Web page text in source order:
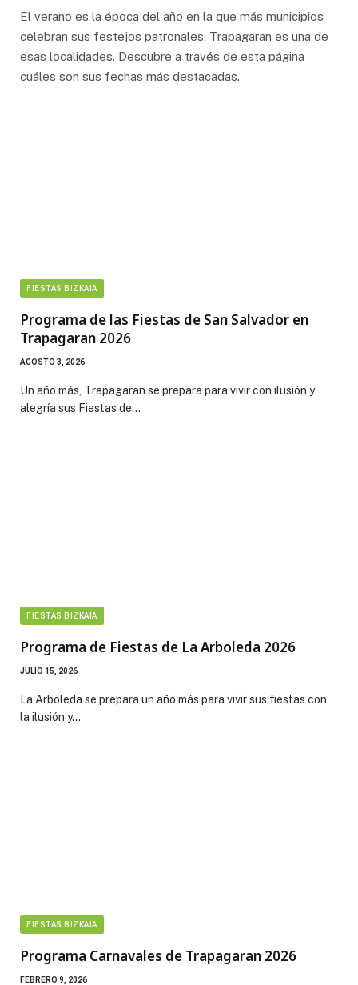
El verano es la época del año en la que más municipios
celebran sus festejos patronales, Trapagaran es una de
esas localidades. Descubre a través de esta página
cuáles son sus fechas más destacadas.
FIESTAS BIZKAIA
Programa de las Fiestas de San Salvador en
Trapagaran 2026
AGOSTO 3, 2026
Un año más, Trapagaran se prepara para vivir con ilusión y
alegría sus Fiestas de…
FIESTAS BIZKAIA
Programa de Fiestas de La Arboleda 2026
JULIO 15, 2026
La Arboleda se prepara un año más para vivir sus fiestas con
la ilusión y…
FIESTAS BIZKAIA
Programa Carnavales de Trapagaran 2026
FEBRERO 9, 2026